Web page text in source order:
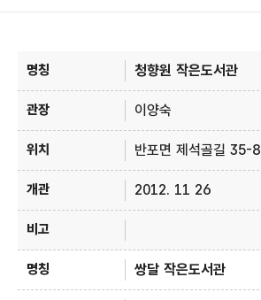
청향원 작은도서관
이양숙
반포면 제석골길 35-8
2012. 11 26
쌍달 작은도서관